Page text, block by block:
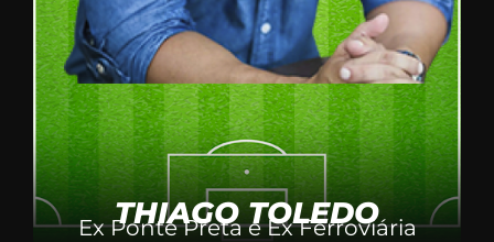
THIAGO TOLEDO
Ex Ponte Preta e Ex Ferroviária